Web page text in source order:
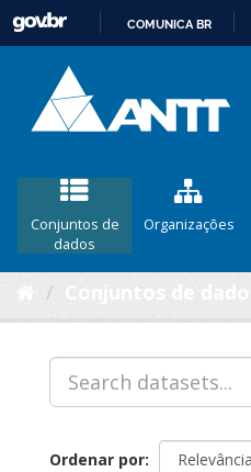
COMUNICA BR
Conjuntos de
dados
Organizações
Ordenar por